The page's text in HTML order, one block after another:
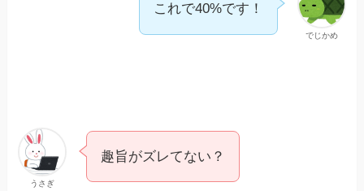
でじかめ
これで40%です！
うさぎ
趣旨がズレてない？